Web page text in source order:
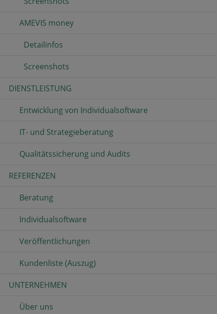
AMEVIS money
Detailinfos
Screenshots
DIENSTLEISTUNG
Entwicklung von Individualsoftware
IT- und Strategieberatung
Qualitätssicherung und Audits
REFERENZEN
Beratung
Individualsoftware
Veröffentlichungen
Kundenliste (Auszug)
UNTERNEHMEN
Über uns